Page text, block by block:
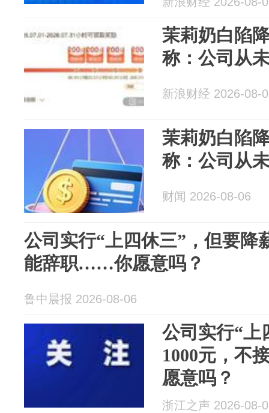
茉莉奶白陷
称：公司从
新浪财经 2026-08-
茉莉奶白陷
称：公司从
财闻 2026-08-06
公司实行“上四休三”，但要降
能辞职……你愿意吗？
鲁中晨报 2026-08-06
公司实行“上
1000元，不
愿意吗？
浙江之声 2026-08-